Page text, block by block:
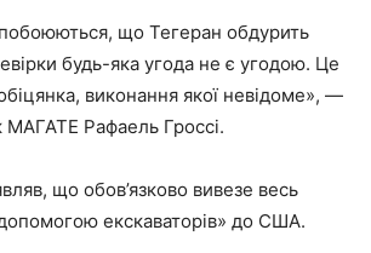
що Тегеран обдурить
будь-яка угода не є угодою. Це
виконання якої невідоме», —
МАГАТЕ Рафаель Гроссі.
що обов’язково вивезе весь
екскаваторів» до США.